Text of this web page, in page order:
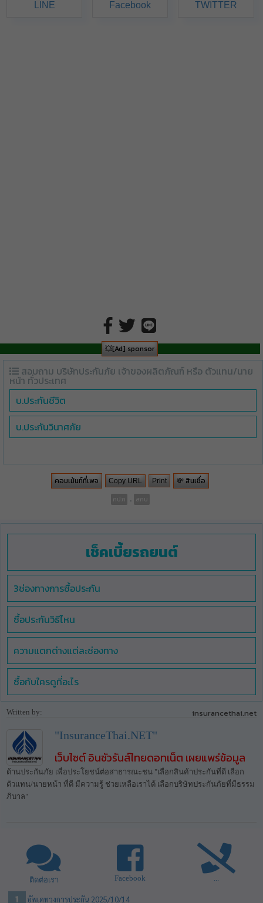
LINE Facebook TWITTER
💥[Ad] sponsor
สอบถาม บริษัทประกันภัย เจ้าของผลิตภัณฑ์ หรือ ตัวแทน/นาย
หน้า ทั่วประเทศ
บ.ประกันชีวิต
บ.ประกันวินาศภัย
คอมเม้นท์ที่เพจ Copy URL Print 💸 สินเชื่อ
คปภ . สคบ
เช็คเบี้ยรถยนต์
3ช่องทางการซื้อประกัน
ซื้อประกันวิธีไหน
ความแตกต่างแต่ละช่องทาง
ซื้อกับใครดูที่อะไร
Written by: insurancethai.net
"InsuranceThai.NET"
เว็บไซต์ อินชัวรันส์ไทยดอทเน็ต เผยแพร่ข้อมูล
ด้านประกันภัย เพื่อประโยชน์ต่อสาธารณะชน "เลือกสินค้าประกันที่ดี เลือก
ตัวแทน/นายหน้า ที่ดี มีความรู้ ช่วยเหลือเราได้ เลือกบริษัทประกันภัยที่มีธรรม
ภิบาล"
ติดต่อเรา Facebook ...
อัพเดทวงการประกัน 2025/10/14